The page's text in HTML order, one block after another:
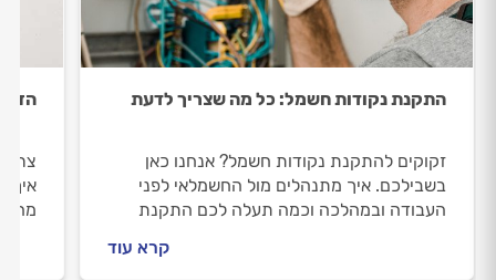
התקנת נקודות חשמל: כל מה שצריך לדעת
זקוקים להתקנת נקודות חשמל? אנחנו כאן
בשבילכם. איך מתנהלים מול החשמלאי לפני
העבודה ובמהלכה וכמה תעלה לכם התקנת
קרא עוד
איך
מה